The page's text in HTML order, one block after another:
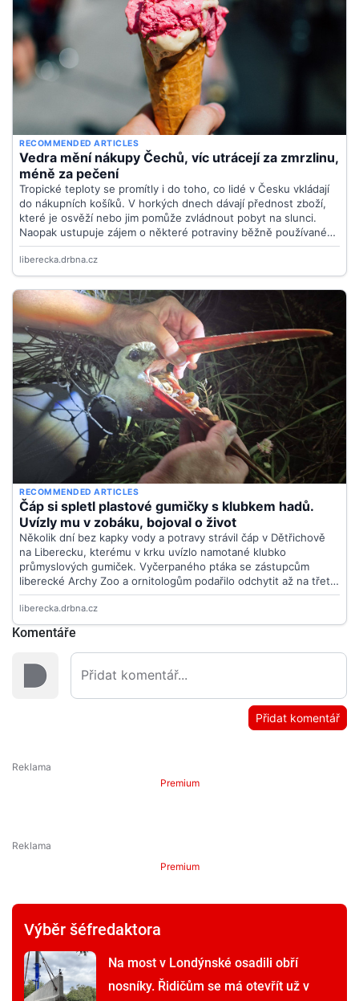
Komentáře
Přidat komentář
Premium
Premium
Výběr šéfredaktora
Na most v Londýnské osadili obří
nosníky. Řidičům se má otevřít už v